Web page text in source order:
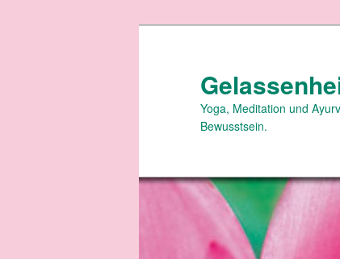
Yoga, Meditation und
Bewusstsein.